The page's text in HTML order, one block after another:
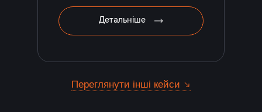
Детальніше
Переглянути інші кейси